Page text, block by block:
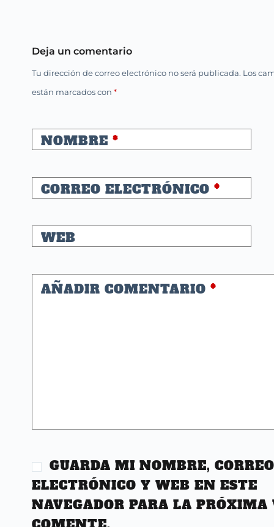
Deja un comentario
Tu dirección de correo electrónico no será publicada. Los
están marcados con*
NOMBRE *
CORREO ELECTRÓNICO *
WEB
AÑADIR COMENTARIO *
GUARDA MI NOMBRE, CORREO
ELECTRÓNICO Y WEB EN ESTE
NAVEGADOR PARA LA PRÓXIMA